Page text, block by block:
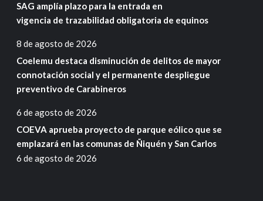
SAG amplía plazo para la entrada en
vigencia de trazabilidad obligatoria de equinos
8 de agosto de 2026
Coelemu destaca disminución de delitos de mayor
connotación social y el permanente despliegue
preventivo de Carabineros
6 de agosto de 2026
COEVA aprueba proyecto de parque eólico que se
emplazará en las comunas de Ñiquén y San Carlos
6 de agosto de 2026